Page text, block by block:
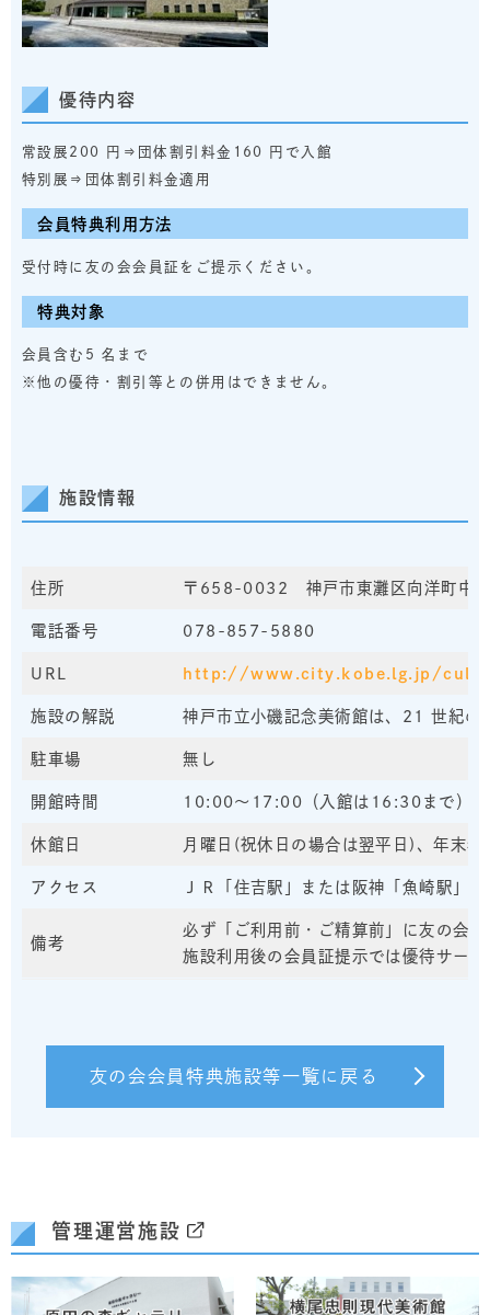
優待内容
常設展200 円⇒団体割引料金160 円で入館
特別展⇒団体割引料金適用
会員特典利用方法
受付時に友の会会員証をご提示ください。
特典対象
会員含む5 名まで
※他の優待・割引等との併用はできません。
施設情報
住所 〒658-0032 神戸市東灘区向洋町中
電話番号 078-857-5880
URL http://www.city.kobe.lg.jp/
施設の解説 神戸市立小磯記念美術館は、21 世紀
駐車場 無し
開館時間 10:00～17:00（入館は16:30まで）
休館日 月曜日(祝休日の場合は翌平日)、年末年
アクセス ＪＲ「住吉駅」または阪神「魚崎駅」
備考
必ず「ご利用前・ご精算前」に友の会
施設利用後の会員証提示では優待サー
友の会会員特典施設等一覧に戻る
管理運営施設